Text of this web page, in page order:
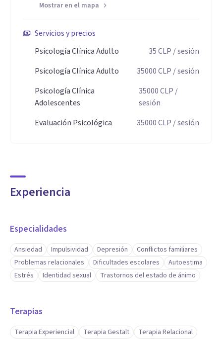
Mostrar en el mapa
Servicios y precios
Psicología Clínica Adulto
35CLP / sesión
Psicología Clínica Adulto
35000CLP / sesión
Psicología Clínica
Adolescentes
35000CLP /
sesión
Evaluación Psicológica
35000CLP / sesión
Experiencia
Especialidades
Ansiedad Impulsividad Depresión
Conflictos familiares
Problemas relacionales
Dificultades escolares
Autoestima
Estrés
Identidad sexual Trastornos del estado de ánimo
Terapias
Terapia Experiencial Terapia Gestalt Terapia Relacional